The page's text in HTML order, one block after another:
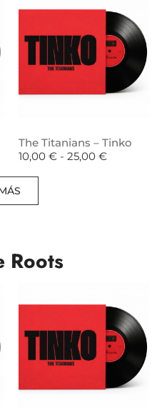
The Titanians – Tinko
10,00 € - 25,00 €
Roots